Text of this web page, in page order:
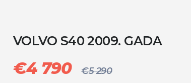
VOLVO S40 2009. GADA
€4 790 €5 290